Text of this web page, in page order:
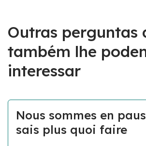
Outras perguntas
também lhe
interessar
Nous sommes en
sais plus quoi faire